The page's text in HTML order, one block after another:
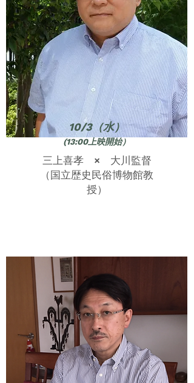
10/3（水）
(13:00上映開始）
三上喜孝 × 大川監督
（国立歴史民俗博物館教
授）